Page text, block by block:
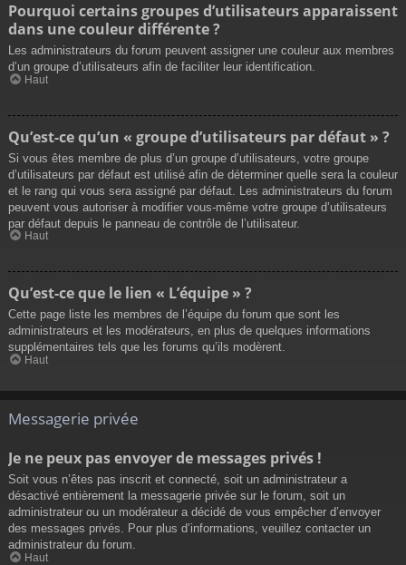
Pourquoi certains groupes d’utilisateurs apparaissent
dans une couleur différente ?
Les administrateurs du forum peuvent assigner une couleur aux membres
d’un groupe d’utilisateurs afin de faciliter leur identification.
Haut
Qu’est-ce qu’un « groupe d’utilisateurs par défaut » ?
Si vous êtes membre de plus d’un groupe d’utilisateurs, votre groupe
d’utilisateurs par défaut est utilisé afin de déterminer quelle sera la couleur
et le rang qui vous sera assigné par défaut. Les administrateurs du forum
peuvent vous autoriser à modifier vous-même votre groupe d’utilisateurs
par défaut depuis le panneau de contrôle de l’utilisateur.
Haut
Qu’est-ce que le lien « L’équipe » ?
Cette page liste les membres de l’équipe du forum que sont les
administrateurs et les modérateurs, en plus de quelques informations
supplémentaires tels que les forums qu’ils modèrent.
Haut
Messagerie privée
Je ne peux pas envoyer de messages privés !
Soit vous n’êtes pas inscrit et connecté, soit un administrateur a
désactivé entièrement la messagerie privée sur le forum, soit un
administrateur ou un modérateur a décidé de vous empêcher d’envoyer
des messages privés. Pour plus d’informations, veuillez contacter un
administrateur du forum.
Haut